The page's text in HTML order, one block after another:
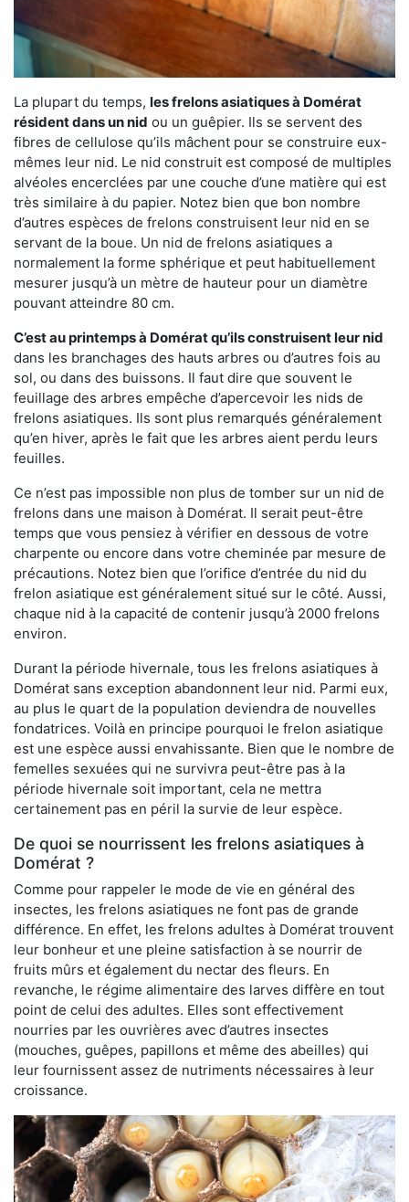
La plupart du temps, les frelons asiatiques à Domérat
résident dans un nid ou un guêpier. Ils se servent des
fibres de cellulose qu’ils mâchent pour se construire eux-
mêmes leur nid. Le nid construit est composé de multiples
alvéoles encerclées par une couche d’une matière qui est
très similaire à du papier. Notez bien que bon nombre
d’autres espèces de frelons construisent leur nid en se
servant de la boue. Un nid de frelons asiatiques a
normalement la forme sphérique et peut habituellement
mesurer jusqu’à un mètre de hauteur pour un diamètre
pouvant atteindre 80 cm.
C’est au printemps à Domérat qu’ils construisent leur nid
dans les branchages des hauts arbres ou d’autres fois au
sol, ou dans des buissons. Il faut dire que souvent le
feuillage des arbres empêche d’apercevoir les nids de
frelons asiatiques. Ils sont plus remarqués généralement
qu’en hiver, après le fait que les arbres aient perdu leurs
feuilles.
Ce n’est pas impossible non plus de tomber sur un nid de
frelons dans une maison à Domérat. Il serait peut-être
temps que vous pensiez à vérifier en dessous de votre
charpente ou encore dans votre cheminée par mesure de
précautions. Notez bien que l’orifice d’entrée du nid du
frelon asiatique est généralement situé sur le côté. Aussi,
chaque nid à la capacité de contenir jusqu’à 2000 frelons
environ.
Durant la période hivernale, tous les frelons asiatiques à
Domérat sans exception abandonnent leur nid. Parmi eux,
au plus le quart de la population deviendra de nouvelles
fondatrices. Voilà en principe pourquoi le frelon asiatique
est une espèce aussi envahissante. Bien que le nombre de
femelles sexuées qui ne survivra peut-être pas à la
période hivernale soit important, cela ne mettra
certainement pas en péril la survie de leur espèce.
De quoi se nourrissent les frelons asiatiques à
Domérat ?
Comme pour rappeler le mode de vie en général des
insectes, les frelons asiatiques ne font pas de grande
différence. En effet, les frelons adultes à Domérat trouvent
leur bonheur et une pleine satisfaction à se nourrir de
fruits mûrs et également du nectar des fleurs. En
revanche, le régime alimentaire des larves diffère en tout
point de celui des adultes. Elles sont effectivement
nourries par les ouvrières avec d’autres insectes
(mouches, guêpes, papillons et même des abeilles) qui
leur fournissent assez de nutriments nécessaires à leur
croissance.